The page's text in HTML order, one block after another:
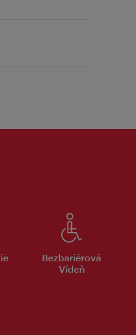
Bezbariérová
Vídeň